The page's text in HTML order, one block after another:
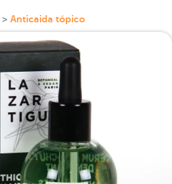
> Anticaida tópico